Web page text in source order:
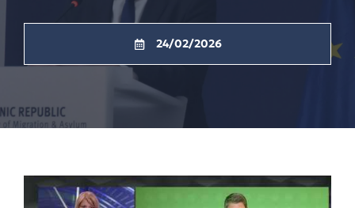
24/02/2026